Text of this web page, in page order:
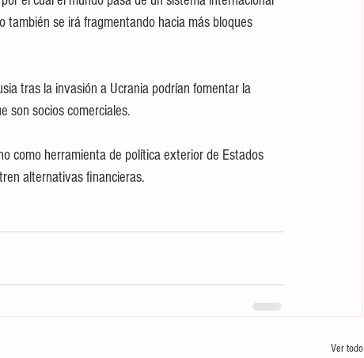
también se irá fragmentando hacia más bloques
tras la invasión a Ucrania podrían fomentar la
son socios comerciales.
como herramienta de política exterior de Estados
alternativas financieras.
Ver todo